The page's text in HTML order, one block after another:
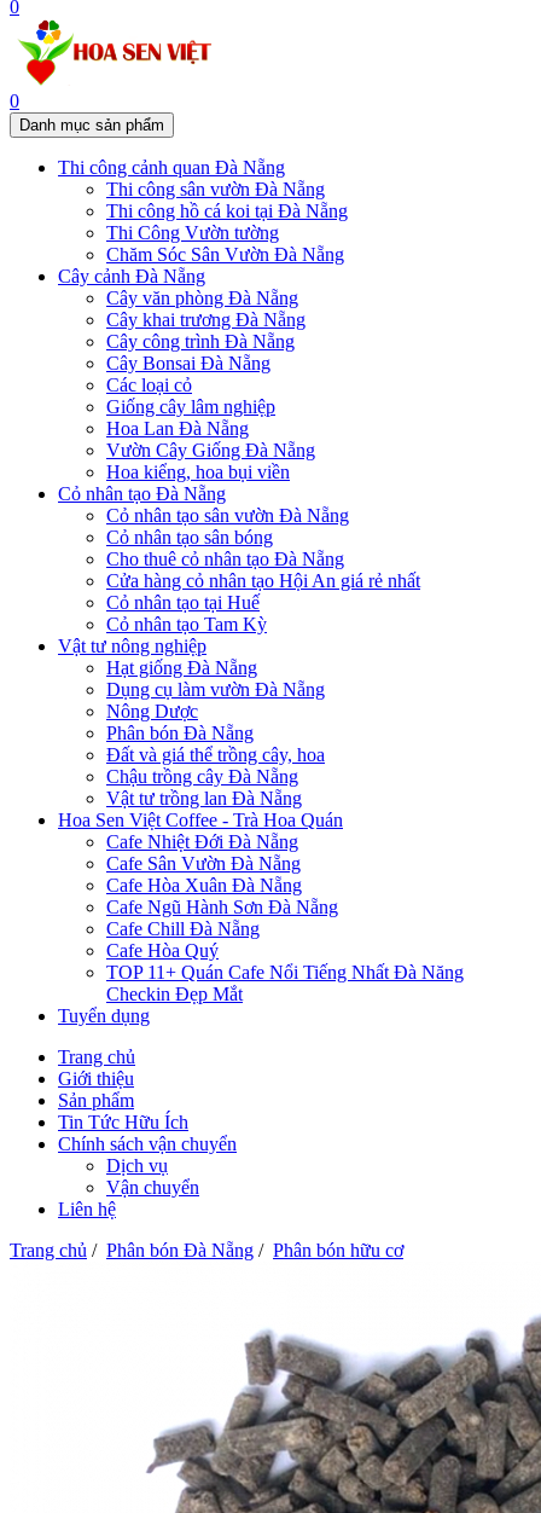
0
0
Danh mục sản phẩm
Thi công cảnh quan Đà Nẵng
Thi công sân vườn Đà Nẵng
Thi công hồ cá koi tại Đà Nẵng
Thi Công Vườn tường
Chăm Sóc Sân Vườn Đà Nẵng
Cây cảnh Đà Nẵng
Cây văn phòng Đà Nẵng
Cây khai trương Đà Nẵng
Cây công trình Đà Nẵng
Cây Bonsai Đà Nẵng
Các loại cỏ
Giống cây lâm nghiệp
Hoa Lan Đà Nẵng
Vườn Cây Giống Đà Nẵng
Hoa kiểng, hoa bụi viền
Cỏ nhân tạo Đà Nẵng
Cỏ nhân tạo sân vườn Đà Nẵng
Cỏ nhân tạo sân bóng
Cho thuê cỏ nhân tạo Đà Nẵng
Cửa hàng cỏ nhân tạo Hội An giá rẻ nhất
Cỏ nhân tạo tại Huế
Cỏ nhân tạo Tam Kỳ
Vật tư nông nghiệp
Hạt giống Đà Nẵng
Dụng cụ làm vườn Đà Nẵng
Nông Dược
Phân bón Đà Nẵng
Đất và giá thể trồng cây, hoa
Chậu trồng cây Đà Nẵng
Vật tư trồng lan Đà Nẵng
Hoa Sen Việt Coffee - Trà Hoa Quán
Cafe Nhiệt Đới Đà Nẵng
Cafe Sân Vườn Đà Nẵng
Cafe Hòa Xuân Đà Nẵng
Cafe Ngũ Hành Sơn Đà Nẵng
Cafe Chill Đà Nẵng
Cafe Hòa Quý
TOP 11+ Quán Cafe Nổi Tiếng Nhất Đà Năng
Checkin Đẹp Mắt
Tuyển dụng
Trang chủ
Giới thiệu
Sản phẩm
Tin Tức Hữu Ích
Chính sách vận chuyển
Dịch vụ
Vận chuyển
Liên hệ
Trang chủ / Phân bón Đà Nẵng / Phân bón hữu cơ